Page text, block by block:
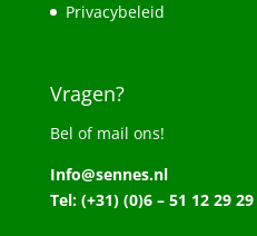
Privacybeleid
Vragen?
Bel of mail ons!
Info@sennes.nl
Tel: (+31) (0)6 – 51 12 29 29